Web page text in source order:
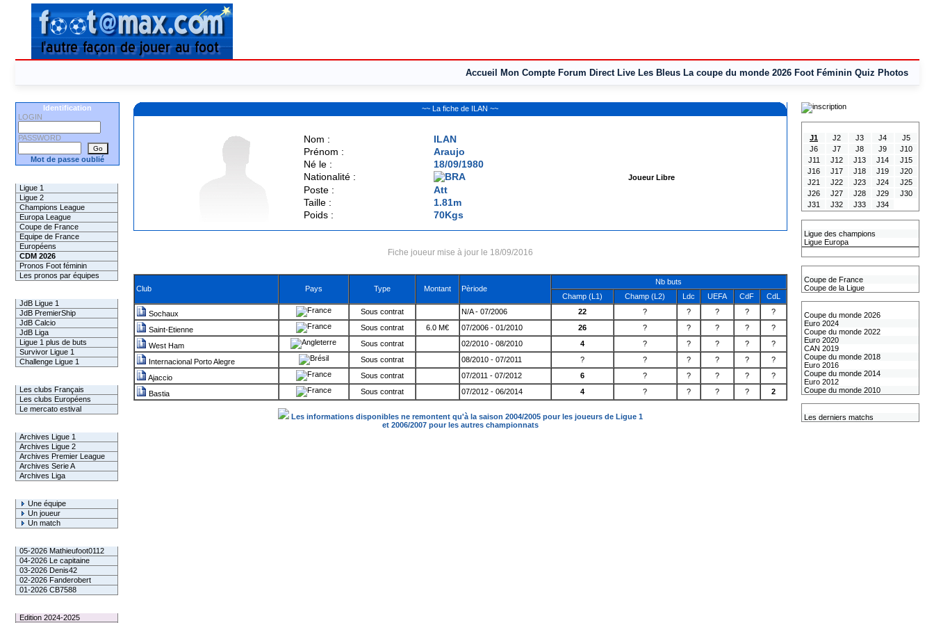
Accueil Mon Compte Forum Direct Live Les Bleus La coupe du monde 2026 Foot Féminin Quiz Photos
Identification
LOGIN
PASSWORD
Mot de passe oublié
Ligue 1
Ligue 2
Champions League
Europa League
Coupe de France
Equipe de France
Européens
CDM 2026
Pronos Foot féminin
Les pronos par équipes
JdB Ligue 1
JdB PremierShip
JdB Calcio
JdB Liga
Ligue 1 plus de buts
Survivor Ligue 1
Challenge Ligue 1
Les clubs Français
Les clubs Européens
Le mercato estival
Archives Ligue 1
Archives Ligue 2
Archives Premier League
Archives Serie A
Archives Liga
Une équipe
Un joueur
Un match
05-2026 Mathieufoot0112
04-2026 Le capitaine
03-2026 Denis42
02-2026 Fanderobert
01-2026 CB7588
Edition 2024-2025
~~ La fiche de ILAN ~~
Nom : ILAN
Joueur Libre
Prénom :
Araujo
Né le :
18/09/1980
Nationalité :
Poste :
Att
Taille :
1.81m
Poids :
70Kgs
Fiche joueur mise à jour le 18/09/2016
Club Pays Type Montant Pèriode
Nb buts
Champ (L1)
Champ (L2) Ldc UEFA CdF CdL
Sochaux Sous contrat N/A - 07/2006 22 ? ? ? ? ?
Saint-Etienne Sous contrat 6.0 M€ 07/2006 - 01/2010 26 ? ? ? ? ?
West Ham Sous contrat 02/2010 - 08/2010 4 ? ? ? ? ?
Internacional Porto Alegre Sous contrat 08/2010 - 07/2011 ? ? ? ? ? ?
Ajaccio Sous contrat 07/2011 - 07/2012 6 ? ? ? ? ?
Bastia Sous contrat 07/2012 - 06/2014 4 ? ? ? ? 2
Les informations disponibles ne remontent qu'à la saison 2004/2005 pour les joueurs de Ligue 1
et 2006/2007 pour les autres championnats
J1
J2 J3 J4
J5
J6
J7 J8 J9
J10
J11
J12 J13 J14
J15
J16
J17 J18 J19
J20
J21
J22 J23 J24
J25
J26
J27 J28 J29
J30
J31
J32 J33 J34
Ligue des champions
Ligue Europa
Coupe de France
Coupe de la Ligue
Coupe du monde 2026
Euro 2024
Coupe du monde 2022
Euro 2020
CAN 2019
Coupe du monde 2018
Euro 2016
Coupe du monde 2014
Euro 2012
Coupe du monde 2010
Les derniers matchs